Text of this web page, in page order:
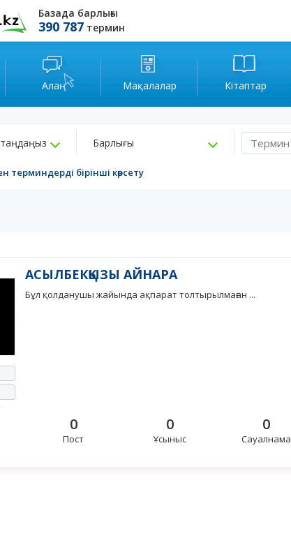
Базада барлығы
390 787 термин
Алаң Мақалалар Кітаптар
Барлығы
терминдерді бірінші көрсету
АСЫЛБЕКҚЫЗЫ АЙНАРА
Бұл қолданушы жайында ақпарат толтырылмаған ...
0
Пост
0
Ұсыныс
0
Сауалнама